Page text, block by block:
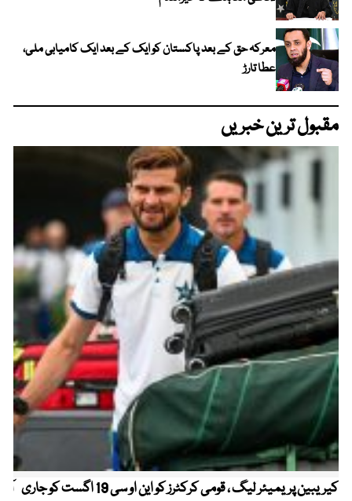
معرکہ حق کے بعد پاکستان کو ایک کے بعد ایک کامیابی ملی،
عطا تارڑ
مقبول ترین خبریں
کیریبین پریمیئر لیگ ، قومی کرکٹرز کو این او سی 19 اگست کو جاری